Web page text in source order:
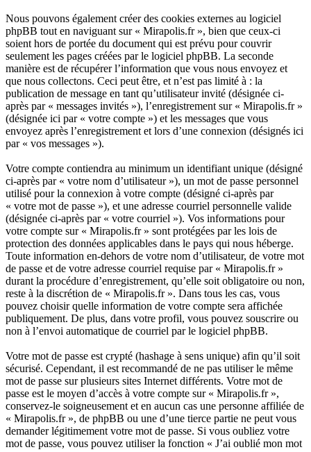
Nous pouvons également créer des cookies externes au logiciel
phpBB tout en naviguant sur « Mirapolis.fr », bien que ceux-ci
soient hors de portée du document qui est prévu pour couvrir
seulement les pages créées par le logiciel phpBB. La seconde
manière est de récupérer l’information que vous nous envoyez et
que nous collectons. Ceci peut être, et n’est pas limité à : la
publication de message en tant qu’utilisateur invité (désignée ci-
après par « messages invités »), l’enregistrement sur « Mirapolis.fr »
(désignée ici par « votre compte ») et les messages que vous
envoyez après l’enregistrement et lors d’une connexion (désignés ici
par « vos messages »).
Votre compte contiendra au minimum un identifiant unique (désigné
ci-après par « votre nom d’utilisateur »), un mot de passe personnel
utilisé pour la connexion à votre compte (désigné ci-après par
« votre mot de passe »), et une adresse courriel personnelle valide
(désignée ci-après par « votre courriel »). Vos informations pour
votre compte sur « Mirapolis.fr » sont protégées par les lois de
protection des données applicables dans le pays qui nous héberge.
Toute information en-dehors de votre nom d’utilisateur, de votre mot
de passe et de votre adresse courriel requise par « Mirapolis.fr »
durant la procédure d’enregistrement, qu’elle soit obligatoire ou non,
reste à la discrétion de « Mirapolis.fr ». Dans tous les cas, vous
pouvez choisir quelle information de votre compte sera affichée
publiquement. De plus, dans votre profil, vous pouvez souscrire ou
non à l’envoi automatique de courriel par le logiciel phpBB.
Votre mot de passe est crypté (hashage à sens unique) afin qu’il soit
sécurisé. Cependant, il est recommandé de ne pas utiliser le même
mot de passe sur plusieurs sites Internet différents. Votre mot de
passe est le moyen d’accès à votre compte sur « Mirapolis.fr »,
conservez-le soigneusement et en aucun cas une personne affiliée de
« Mirapolis.fr », de phpBB ou une d’une tierce partie ne peut vous
demander légitimement votre mot de passe. Si vous oubliez votre
mot de passe, vous pouvez utiliser la fonction « J’ai oublié mon mot